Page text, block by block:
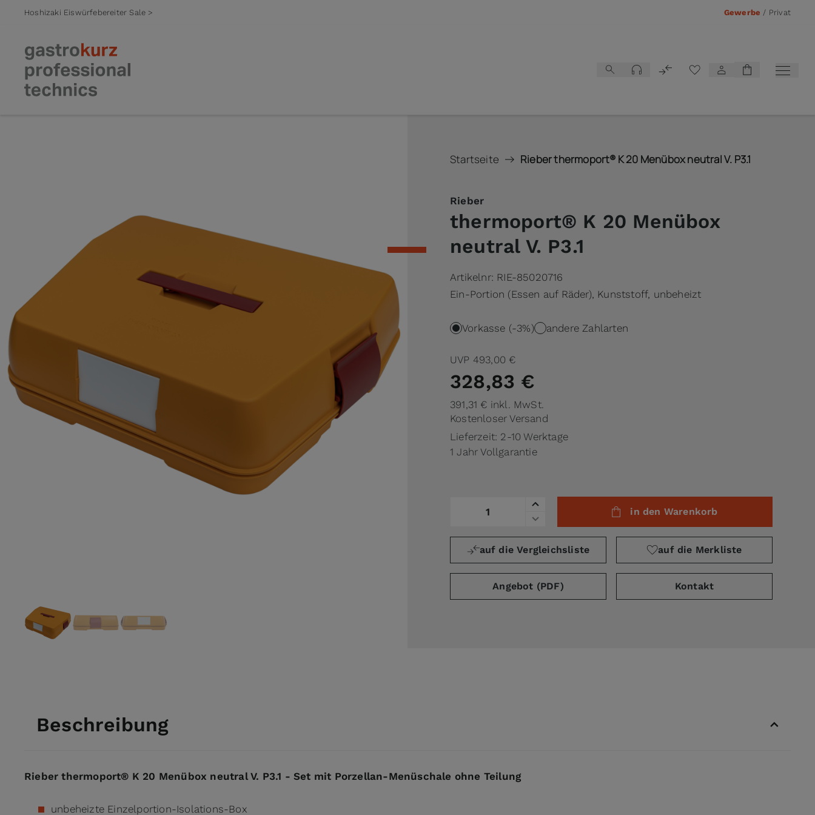
Hoshizaki Eiswürfebereiter Sale > Gewerbe / Privat
View larger image
Startseite Rieber thermoport® K 20 Menübox neutral V. P3.1
Rieber
thermoport® K 20 Menübox
neutral V. P3.1
Artikelnr: RIE-85020716
Ein-Portion (Essen auf Räder), Kunststoff, unbeheizt
Vorkasse (-3%) andere Zahlarten
UVP 493,00 €
328,83 €
391,31 € inkl. MwSt.
Kostenloser Versand
Lieferzeit: 2-10 Werktage
1 Jahr Vollgarantie
in den Warenkorb
auf die Vergleichsliste auf die Merkliste
Angebot (PDF) Kontakt
Beschreibung
Rieber thermoport® K 20 Menübox neutral V. P3.1 - Set mit Porzellan-Menüschale ohne Teilung
unbeheizte Einzelportion-Isolations-Box